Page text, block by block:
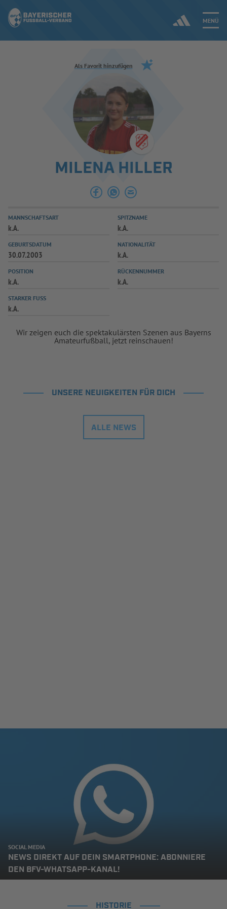
MENÜ
Jetzt einloggen
ERGEBNISSE & WETTBEWERBE
SPIELBETRIEB & VERBANDSLEBEN
AUSBILDUNG & FÖRDERUNG
SPIELPLUS
Als Favorit hinzufügen
MILENA HILLER
MANNSCHAFTSART
k.A.
SPITZNAME
k.A.
GEBURTSDATUM
30.07.2003
NATIONALITÄT
k.A.
POSITION
k.A.
RÜCKENNUMMER
k.A.
STARKER FUSS
k.A.
Wir zeigen euch die spektakulärsten Szenen aus Bayerns
Amateurfußball, jetzt reinschauen!
UNSERE NEUIGKEITEN FÜR DICH
ALLE NEWS
SOCIAL MEDIA
NEWS DIREKT AUF DEIN SMARTPHONE: ABONNIERE
DEN BFV-WHATSAPP-KANAL!
HISTORIE